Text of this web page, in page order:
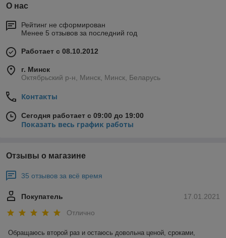
О нас
Рейтинг не сформирован
Менее 5 отзывов за последний год
Работает с 08.10.2012
г. Минск
Октябрьский р-н, Минск, Минск, Беларусь
Контакты
Сегодня работает с 09:00 до 19:00
Показать весь график работы
Отзывы о магазине
35 отзывов за всё время
17.01.2021
Покупатель
Отлично
Обращаюсь второй раз и остаюсь довольна ценой, сроками,